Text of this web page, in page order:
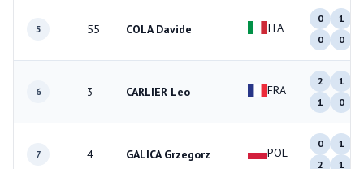
5 55 COLA Davide ITA
0
1
0
0
6 3 CARLIER Leo FRA
2
1
1
0
7 4 GALICA Grzegorz POL
0
1
2
1